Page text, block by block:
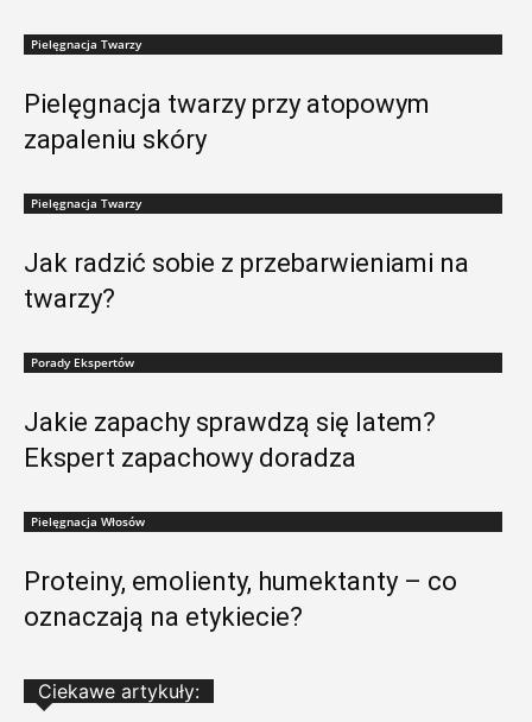
Pielęgnacja Twarzy
Pielęgnacja twarzy przy atopowym
zapaleniu skóry
Pielęgnacja Twarzy
Jak radzić sobie z przebarwieniami na
twarzy?
Porady Ekspertów
Jakie zapachy sprawdzą się latem?
Ekspert zapachowy doradza
Pielęgnacja Włosów
Proteiny, emolienty, humektanty – co
oznaczają na etykiecie?
Ciekawe artykuły: